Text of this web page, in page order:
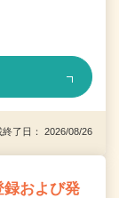
了日： 2026/08/26
録および発